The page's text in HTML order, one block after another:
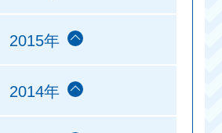
2015年
2014年